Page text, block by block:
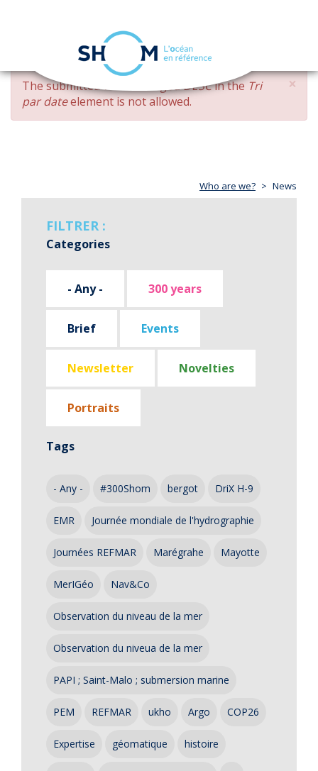
Skip
main
content
navigation
×
ERROR
MESSAGE
The submitted value changed DESCin the Tri
par dateelement is not allowed.
Who are we? News
FILTRER :
Categories
- Any - 300 years
Brief Events
Newsletter Novelties
Portraits
Tags
- Any - #300Shom bergot DriX H-9
EMR Journée mondiale de l'hydrographie
Journées REFMAR Marégrahe Mayotte
MerIGéo Nav&Co
Observation du niveau de la mer
Observation du niveua de la mer
PAPI ; Saint-Malo ; submersion marine
PEM REFMAR ukho Argo COP26
Expertise géomatique histoire